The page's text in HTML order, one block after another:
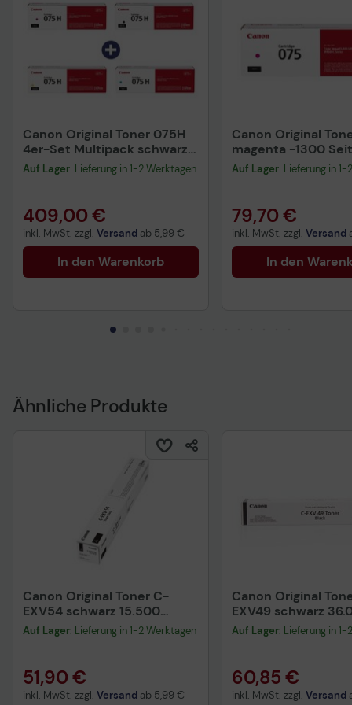
Farblaser
Canon imageRUNNER Advance C356P Multifunktions-
Canon iR-C 356P III Multifunktions-Farblaser (3312C006)
Canon iR-ADV DX C350 Series Farblaserdrucker
Canon Original Toner 075H
4er-Set Multipack schwarz,
cyan, magenta, gelb
6369C002, 6368C002,
Auf Lager: Lieferung in 1-2 Werktagen
409,00 €
inkl. MwSt. zzgl. Versand ab 5,99 €
In den Warenkorb
Canon Original
magenta -1300
(6363C002)
Auf Lager: Lieferung in
79,70 €
inkl. MwSt. zzgl. Versand
In den
Ähnliche Produkte
Canon Original Toner C-
EXV54 schwarz 15.500
Seiten (1394C002)
Auf Lager: Lieferung in 1-2 Werktagen
51,90 €
inkl. MwSt. zzgl. Versand ab 5,99 €
Canon Original
EXV49 schwarz
Seiten (8524B002)
Auf Lager: Lieferung in
60,85 €
inkl. MwSt. zzgl. Versand